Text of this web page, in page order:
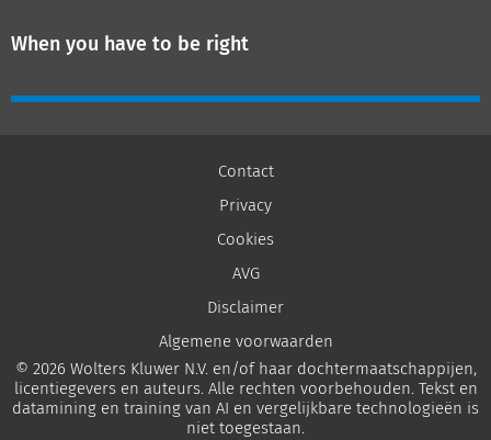
When you have to be right
Contact
Privacy
Cookies
AVG
Disclaimer
Algemene voorwaarden
© 2026 Wolters Kluwer N.V. en/of haar dochtermaatschappijen,
licentiegevers en auteurs. Alle rechten voorbehouden. Tekst en
datamining en training van AI en vergelijkbare technologieën is
niet toegestaan.